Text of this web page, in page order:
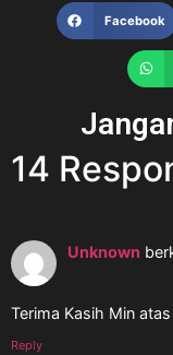
Facebook
14
Unknown
Terima Kasih Min
Reply